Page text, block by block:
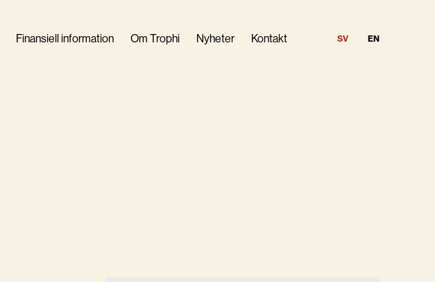
Finansiell information Om Trophi Nyheter Kontakt SV EN